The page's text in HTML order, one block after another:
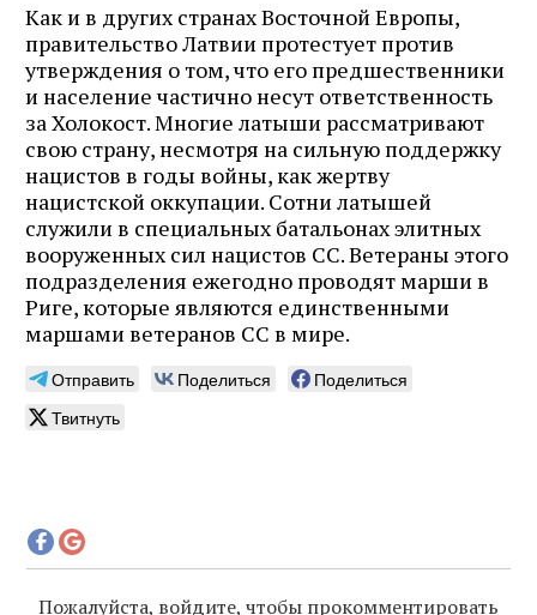
Как и в других странах Восточной Европы,
правительство Латвии протестует против
утверждения о том, что его предшественники
и население частично несут ответственность
за Холокост. Многие латыши рассматривают
свою страну, несмотря на сильную поддержку
нацистов в годы войны, как жертву
нацистской оккупации. Сотни латышей
служили в специальных батальонах элитных
вооруженных сил нацистов СС. Ветераны этого
подразделения ежегодно проводят марши в
Риге, которые являются единственными
маршами ветеранов СС в мире.
Отправить Поделиться
Поделиться
Твитнуть
Пожалуйста, войдите, чтобы прокомментировать